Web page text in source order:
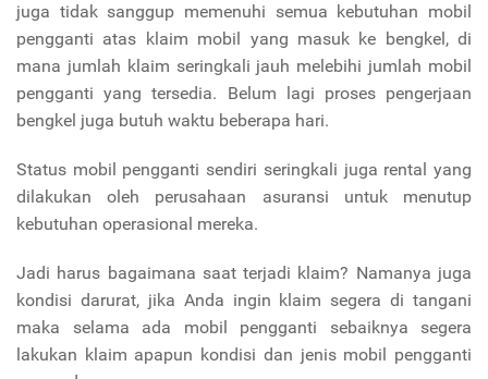
juga tidak sanggup memenuhi semua kebutuhan mobil
pengganti atas klaim mobil yang masuk ke bengkel, di
mana jumlah klaim seringkali jauh melebihi jumlah mobil
pengganti yang tersedia. Belum lagi proses pengerjaan
bengkel juga butuh waktu beberapa hari.
Status mobil pengganti sendiri seringkali juga rental yang
dilakukan oleh perusahaan asuransi untuk menutup
kebutuhan operasional mereka.
Jadi harus bagaimana saat terjadi klaim? Namanya juga
kondisi darurat, jika Anda ingin klaim segera di tangani
maka selama ada mobil pengganti sebaiknya segera
lakukan klaim apapun kondisi dan jenis mobil pengganti